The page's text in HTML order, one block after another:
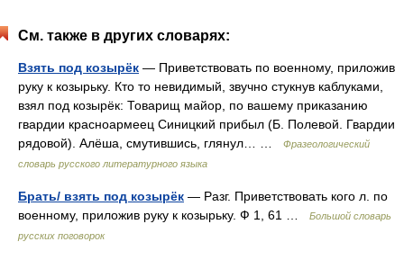
См. также в других словарях:
Взять под козырёк — Приветствовать по военному, приложив
руку к козырьку. Кто то невидимый, звучно стукнув каблуками,
взял под козырёк: Товарищ майор, по вашему приказанию
гвардии красноармеец Синицкий прибыл (Б. Полевой. Гвардии
рядовой). Алёша, смутившись, глянул… …
Фразеологический
словарь русского литературного языка
Брать/ взять под козырёк — Разг. Приветствовать кого л. по
военному, приложив руку к козырьку. Ф 1, 61 …
Большой словарь
русских поговорок